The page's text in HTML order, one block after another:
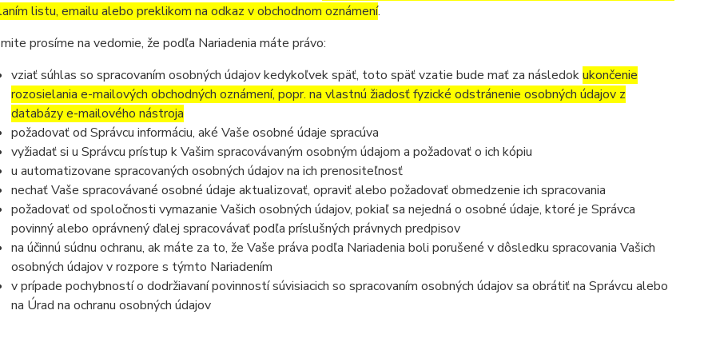
listu, emailu alebo preklikom na odkaz v obchodnom oznámení.
prosíme na vedomie, že podľa Nariadenia máte právo:
vziať súhlas so spracovaním osobných údajov kedykoľvek späť, toto späť vzatie bude mať za následokukončenie
rozosielania e-mailových obchodných oznámení, popr. na vlastnú žiadosť fyzické odstránenie osobných údajov z
databázy e-mailového nástroja
požadovať od Správcu informáciu, aké Vaše osobné údaje spracúva
vyžiadať si u Správcu prístup k Vašim spracovávaným osobným údajom a požadovať o ich kópiu
u automatizovane spracovaných osobných údajov na ich prenositeľnosť
nechať Vaše spracovávané osobné údaje aktualizovať, opraviť alebo požadovať obmedzenie ich spracovania
požadovať od spoločnosti vymazanie Vašich osobných údajov, pokiaľ sa nejedná o osobné údaje, ktoré je Správca
povinný alebo oprávnený ďalej spracovávať podľa príslušných právnych predpisov
na účinnú súdnu ochranu, ak máte za to, že Vaše práva podľa Nariadenia boli porušené v dôsledku spracovania Vašich
osobných údajov v rozpore s týmto Nariadením
v prípade pochybností o dodržiavaní povinností súvisiacich so spracovaním osobných údajov sa obrátiť na Správcu alebo
na Úrad na ochranu osobných údajov